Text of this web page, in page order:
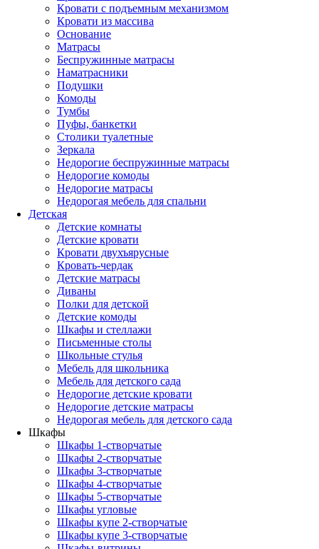
Кровати с подъемным механизмом
Кровати из массива
Основание
Матрасы
Беспружинные матрасы
Наматрасники
Подушки
Комоды
Тумбы
Пуфы, банкетки
Столики туалетные
Зеркала
Недорогие беспружинные матрасы
Недорогие комоды
Недорогие матрасы
Недорогая мебель для спальни
Детская
Детские комнаты
Детские кровати
Кровати двухъярусные
Кровать-чердак
Детские матрасы
Диваны
Полки для детской
Детские комоды
Шкафы и стеллажи
Письменные столы
Школьные стулья
Мебель для школьника
Мебель для детского сада
Недорогие детские кровати
Недорогие детские матрасы
Недорогая мебель для детского сада
Шкафы
Шкафы 1-створчатые
Шкафы 2-створчатые
Шкафы 3-створчатые
Шкафы 4-створчатые
Шкафы 5-створчатые
Шкафы угловые
Шкафы купе 2-створчатые
Шкафы купе 3-створчатые